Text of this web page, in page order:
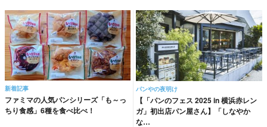
新着記事
ファミマの人気パンシリーズ「も～っ
ちり食感」6種を食べ比べ！
パンやの夜明け
【「パンのフェス 2025 in 横浜赤レン
ガ」初出店パン屋さん】「しなやか
な…